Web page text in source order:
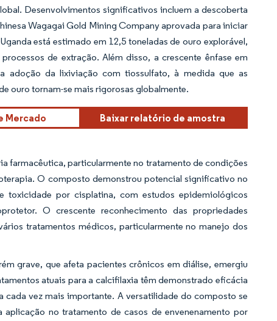
Desenvolvimentos significativos incluem a descoberta
Wagagai Gold Mining Company aprovada para iniciar
está estimado em 12,5 toneladas de ouro explorável,
de extração. Além disso, a crescente ênfase em
adoção da lixiviação com tiossulfato, à medida que as
ouro tornam-se mais rigorosas globalmente.
Mercado Baixar relatório de amostra
farmacêutica, particularmente no tratamento de condições
O composto demonstrou potencial significativo no
toxicidade por cisplatina, com estudos epidemiológicos
O crescente reconhecimento das propriedades
tratamentos médicos, particularmente no manejo dos
grave, que afeta pacientes crônicos em diálise, emergiu
atuais para a calcifilaxia têm demonstrado eficácia
vez mais importante. A versatilidade do composto se
no tratamento de casos de envenenamento por